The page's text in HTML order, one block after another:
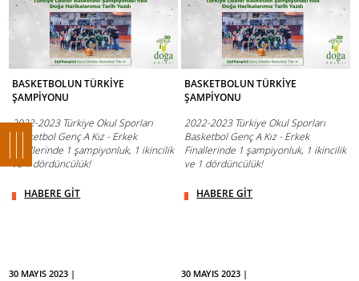
BASKETBOLUN TÜRKİYE
ŞAMPİYONU
2022-2023 Türkiye Okul Sporları
Basketbol Genç A Kız - Erkek
Finallerinde 1 şampiyonluk, 1 ikincilik
ve 1 dördüncülük!
HABERE GİT
BASKETBOLUN TÜRKİYE
ŞAMPİYONU
2022-2023 Türkiye Okul Sporları
Basketbol Genç A Kız - Erkek
Finallerinde 1 şampiyonluk, 1 ikincilik
ve 1 dördüncülük!
HABERE GİT
30 MAYIS 2023 |
30 MAYIS 2023 |